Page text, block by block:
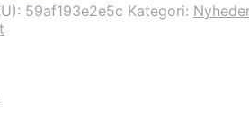
kr..9.274,00 kr..
59af193e2e5c Kategori: